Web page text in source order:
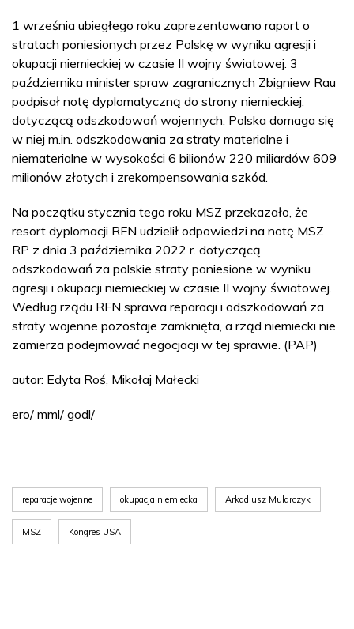
1 września ubiegłego roku zaprezentowano raport o
stratach poniesionych przez Polskę w wyniku agresji i
okupacji niemieckiej w czasie II wojny światowej. 3
października minister spraw zagranicznych Zbigniew Rau
podpisał notę dyplomatyczną do strony niemieckiej,
dotyczącą odszkodowań wojennych. Polska domaga się
w niej m.in. odszkodowania za straty materialne i
niematerialne w wysokości 6 bilionów 220 miliardów 609
milionów złotych i zrekompensowania szkód.
Na początku stycznia tego roku MSZ przekazało, że
resort dyplomacji RFN udzielił odpowiedzi na notę MSZ
RP z dnia 3 października 2022 r. dotyczącą
odszkodowań za polskie straty poniesione w wyniku
agresji i okupacji niemieckiej w czasie II wojny światowej.
Według rządu RFN sprawa reparacji i odszkodowań za
straty wojenne pozostaje zamknięta, a rząd niemiecki nie
zamierza podejmować negocjacji w tej sprawie. (PAP)
autor: Edyta Roś, Mikołaj Małecki
ero/ mml/ godl/
reparacje wojenne okupacja niemiecka Arkadiusz Mularczyk
MSZ Kongres USA